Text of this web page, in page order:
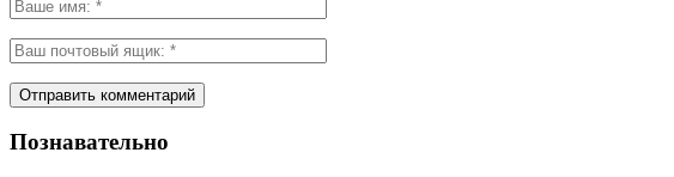
Познавательно